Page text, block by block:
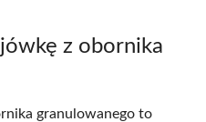
z obornika
granulowanego to